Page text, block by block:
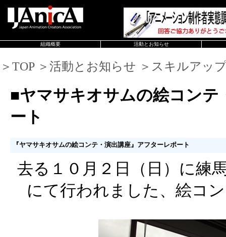
組織概要 活動とお知らせ
＞TOP ＞活動とお知らせ ＞スキルアッ
■ヤマサキオサムの絵コンテ
ート
『ヤマサキオサムの絵コンテ・演出講座』アフターレポート
去る１０月２日（日）に練
にて行われました、絵コ